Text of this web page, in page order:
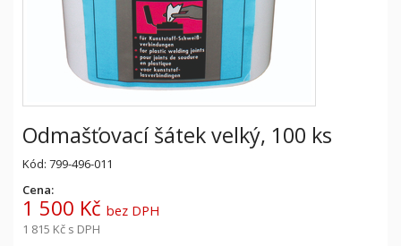
Odmašťovací šátek velký, 100 ks
Kód: 799-496-011
Cena:
1 500 Kč bez DPH
1 815 Kč s DPH